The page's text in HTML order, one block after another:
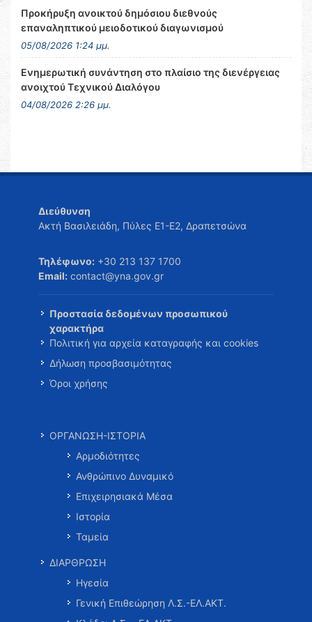
Προκήρυξη ανοικτού δημόσιου διεθνούς
επαναληπτικού μειοδοτικού διαγωνισμού
05/08/2026 1:24 μμ.
Ενημερωτική συνάντηση στο πλαίσιο της διενέργειας
ανοιχτού Τεχνικού Διαλόγου
04/08/2026 2:26 μμ.
Διεύθυνση
Ακτή Βασιλειάδη, Πύλες Ε1-Ε2, Δραπετσώνα
Τηλέφωνο: +30 213 137 1700
Email: contact@yna.gov.gr
Προστασία δεδομένων προσωπικού
χαρακτήρα
Πολιτική για αρχεία καταγραφής και cookies
Δήλωση προσβασιμότητας
Όροι χρήσης
ΟΡΓΑΝΩΣΗ-ΙΣΤΟΡΙΑ
Αρμοδιότητες
Ανθρώπινο Δυναμικό
Επιχειρησιακά Μέσα
Ιστορία
Ταμεία
ΔΙΑΡΘΡΩΣΗ
Ηγεσία
Γενική Επιθεώρηση Λ.Σ.-ΕΛ.ΑΚΤ.